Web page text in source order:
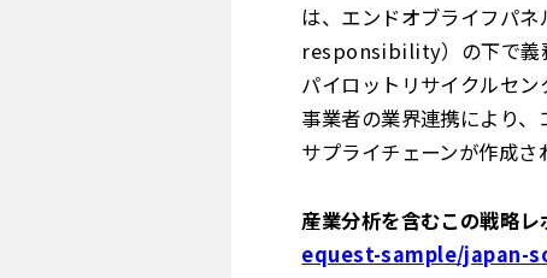
は、エンドオブライフパ
responsibility）の下で義
パイロットリサイクルセ
事業者の業界連携により
サプライチェーンが作成さ
産業分析を含むこの戦略
equest-sample/japan-